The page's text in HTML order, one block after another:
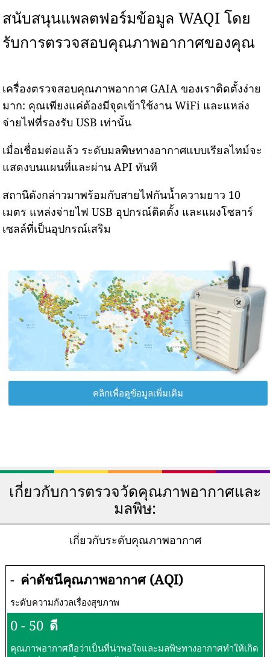
สนับสนุนแพลตฟอร์มข้อมูล WAQI โดย
รับการตรวจสอบคุณภาพอากาศของคุณ
เครื่องตรวจสอบคุณภาพอากาศ GAIA ของเราติดตั้งง่าย
มาก: คุณเพียงแค่ต้องมีจุดเข้าใช้งาน WiFi และแหล่ง
จ่ายไฟที่รองรับ USB เท่านั้น
เมื่อเชื่อมต่อแล้ว ระดับมลพิษทางอากาศแบบเรียลไทม์จะ
แสดงบนแผนที่และผ่าน API ทันที
สถานีดังกล่าวมาพร้อมกับสายไฟกันน้ำความยาว 10
เมตร แหล่งจ่ายไฟ USB อุปกรณ์ติดตั้ง และแผงโซลาร์
เซลล์ที่เป็นอุปกรณ์เสริม
คลิกเพื่อดูข้อมูลเพิ่มเติม
เกี่ยวกับการตรวจวัดคุณภาพอากาศและ
มลพิษ:
เกี่ยวกับระดับคุณภาพอากาศ
- ค่าดัชนีคุณภาพอากาศ (AQI)
ระดับความกังวลเรื่องสุขภาพ
0 - 50 ดี
คุณภาพอากาศถือว่าเป็นที่น่าพอใจและมลพิษทางอากาศทำให้เกิด